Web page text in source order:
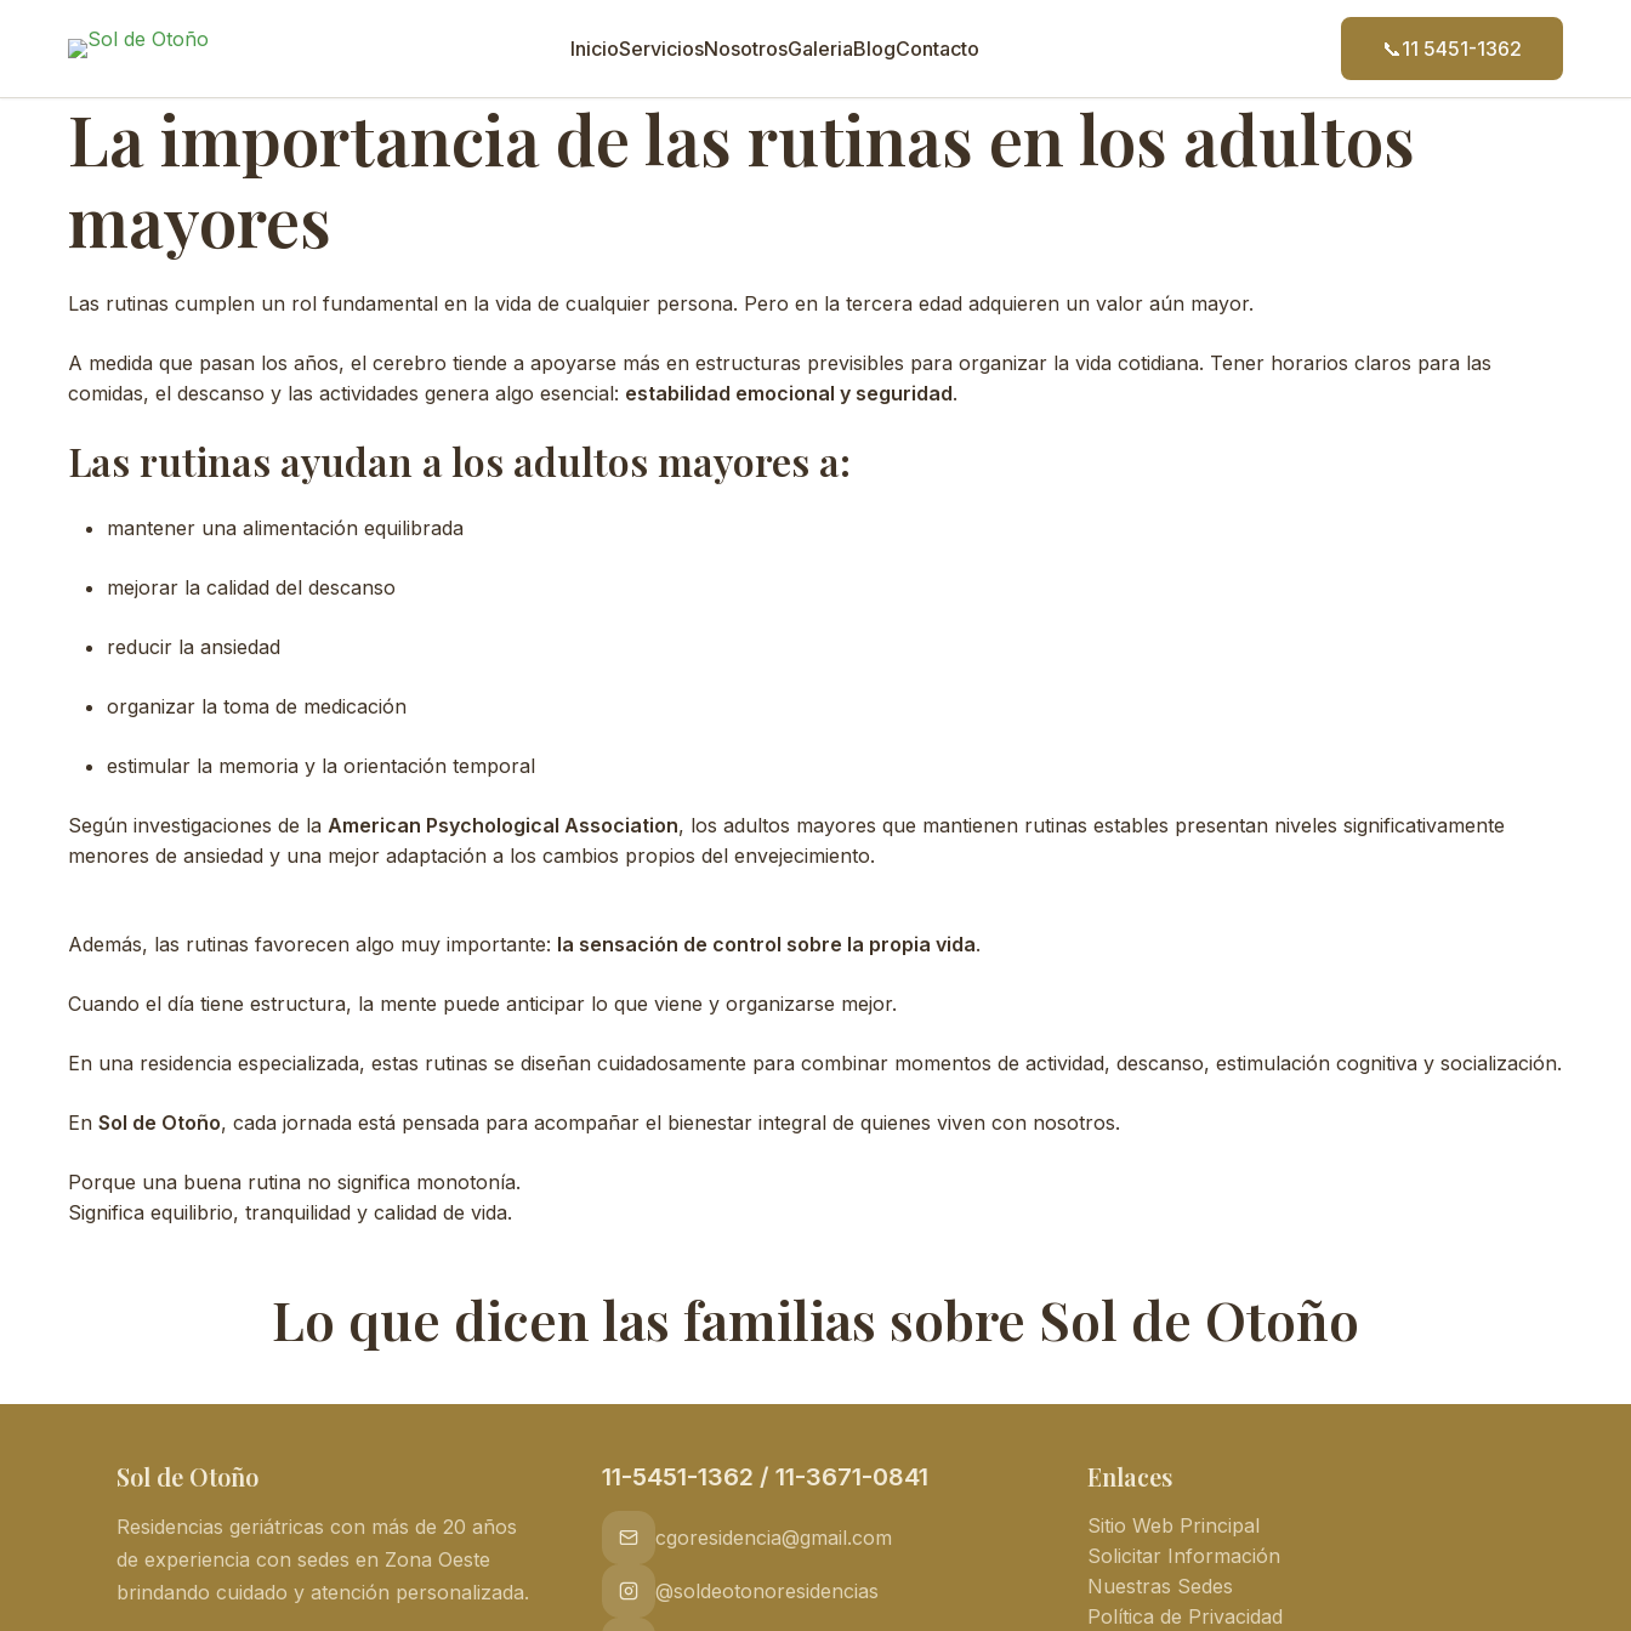
contenido
InicioServiciosNosotrosGaleriaBlogContacto 📞11 5451-1362
La importancia de las rutinas en los adultos
mayores
Las rutinas cumplen un rol fundamental en la vida de cualquier persona. Pero en la tercera edad adquieren un valor aún mayor.
A medida que pasan los años, el cerebro tiende a apoyarse más en estructuras previsibles para organizar la vida cotidiana. Tener horarios claros para las
comidas, el descanso y las actividades genera algo esencial: estabilidad emocional y seguridad.
Las rutinas ayudan a los adultos mayores a:
mantener una alimentación equilibrada
mejorar la calidad del descanso
reducir la ansiedad
organizar la toma de medicación
estimular la memoria y la orientación temporal
Según investigaciones de la American Psychological Association, los adultos mayores que mantienen rutinas estables presentan niveles significativamente
menores de ansiedad y una mejor adaptación a los cambios propios del envejecimiento.
Además, las rutinas favorecen algo muy importante: la sensación de control sobre la propia vida.
Cuando el día tiene estructura, la mente puede anticipar lo que viene y organizarse mejor.
En una residencia especializada, estas rutinas se diseñan cuidadosamente para combinar momentos de actividad, descanso, estimulación cognitiva y socialización.
En Sol de Otoño, cada jornada está pensada para acompañar el bienestar integral de quienes viven con nosotros.
Porque una buena rutina no significa monotonía.
Significa equilibrio, tranquilidad y calidad de vida.
Lo que dicen las familias sobre Sol de Otoño
Sol de Otoño
Residencias geriátricas con más de 20 años
de experiencia con sedes en Zona Oeste
brindando cuidado y atención personalizada.
11-5451-1362 / 11-3671-0841
cgoresidencia@gmail.com
@soldeotonoresidencias
Enlaces
Sitio Web Principal
Solicitar Información
Nuestras Sedes
Política de Privacidad